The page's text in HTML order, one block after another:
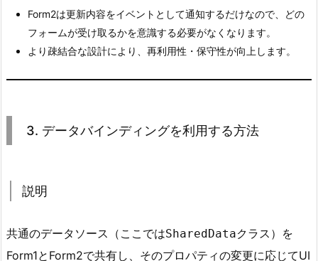
を定義して使用する方法もあります。
このようにすることで、コードの可読性を高めたり、イ
ベントに対する意味づけを明確にすることができます。
// イベント定義で独自のデリゲートを使用
LabelTextChanged
のイベントであることを示しています。
Form2は更新内容をイベントとして通知するだけなので、どの
フォームが受け取るかを意識する必要がなくなります。
より疎結合な設計により、再利用性・保守性が向上します。
3. データバインディングを利用する方法
説明
共通のデータソース（ここではSharedDataクラス）を
Form1とForm2で共有し、そのプロパティの変更に応じてUI